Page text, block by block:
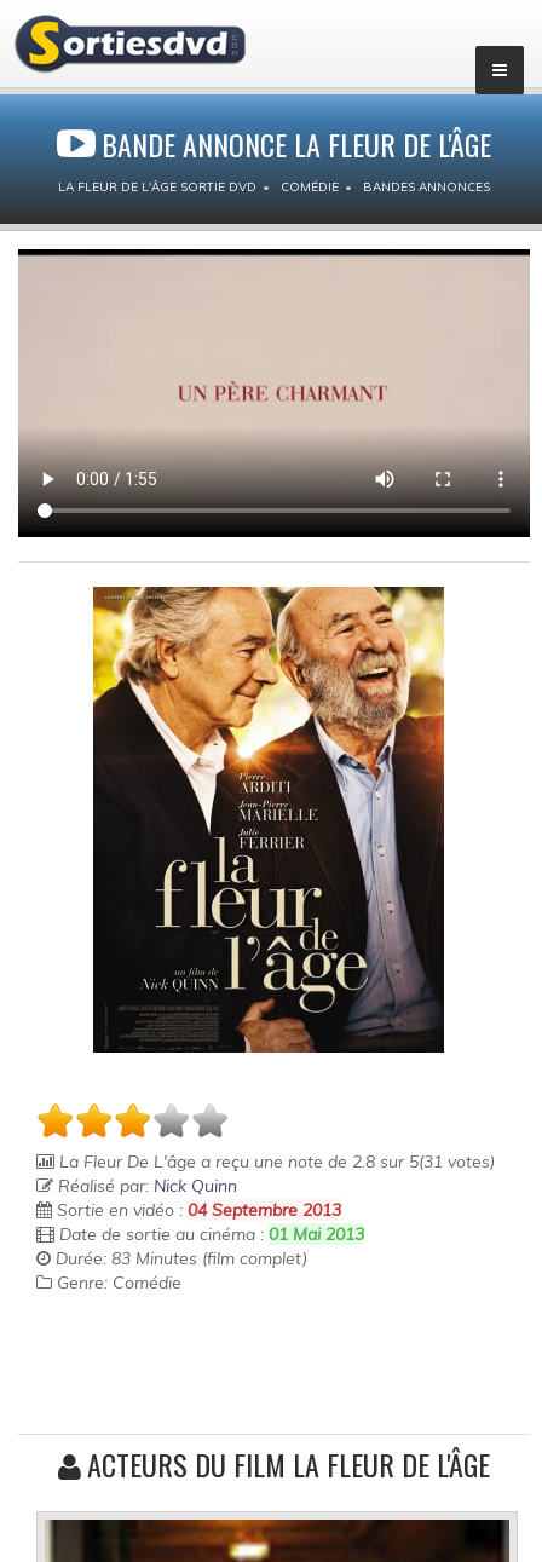
BANDE ANNONCE LA FLEUR DE L'ÂGE
LA FLEUR DE L'ÂGE SORTIE DVD COMÉDIE BANDES ANNONCES
La Fleur De L'âge a reçu une note de 2.8 sur 5(31 votes)
Réalisé par: Nick Quinn
Sortie en vidéo : 04 Septembre 2013
Date de sortie au cinéma : 01 Mai 2013
Durée: 83 Minutes (film complet)
Genre: Comédie
ACTEURS DU FILM LA FLEUR DE L'ÂGE